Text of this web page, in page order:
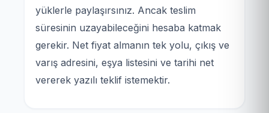
yüklerle paylaşırsınız. Ancak teslim
süresinin uzayabileceğini hesaba katmak
gerekir. Net fiyat almanın tek yolu, çıkış ve
varış adresini, eşya listesini ve tarihi net
vererek yazılı teklif istemektir.